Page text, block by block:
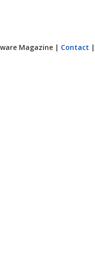
Magazine | Contact